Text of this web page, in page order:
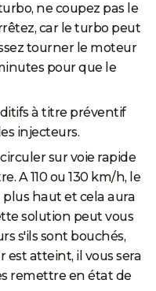
ne coupez pas le
car le turbo peut
tourner le moteur
pour que le
à titre préventif
injecteurs.
sur voie rapide
A 110 ou 130 km/h, le
haut et cela aura
solution peut vous
s'ils sont bouchés,
est atteint, il vous sera
remettre en état de